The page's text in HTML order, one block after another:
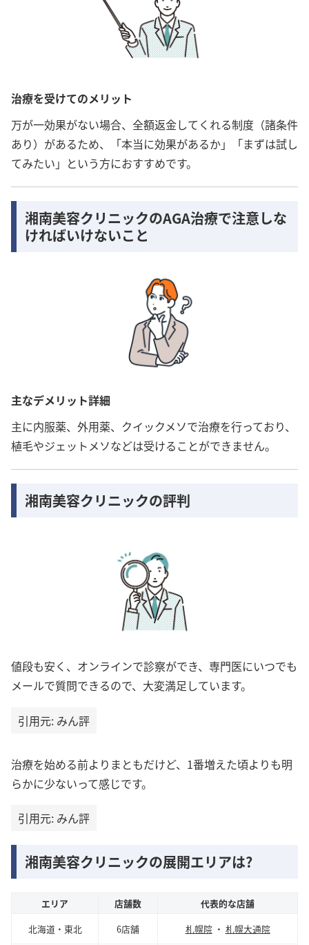
治療を受けてのメリット
万が一効果がない場合、全額返金してくれる制度（諸条件
あり）があるため、「本当に効果があるか」「まずは試し
てみたい」という方におすすめです。
湘南美容クリニックのAGA治療で注意しな
ければいけないこと
主なデメリット詳細
主に内服薬、外用薬、クイックメソで治療を行っており、
植毛やジェットメソなどは受けることができません。
湘南美容クリニックの評判
値段も安く、オンラインで診察ができ、専門医にいつでも
メールで質問できるので、大変満足しています。
引用元: みん評
治療を始める前よりまともだけど、1番増えた頃よりも明
らかに少ないって感じです。
引用元: みん評
湘南美容クリニックの展開エリアは?
エリア 店舗数
代表的な店舗
北海道・東北
6店舗 札幌院 ・ 札幌大通院